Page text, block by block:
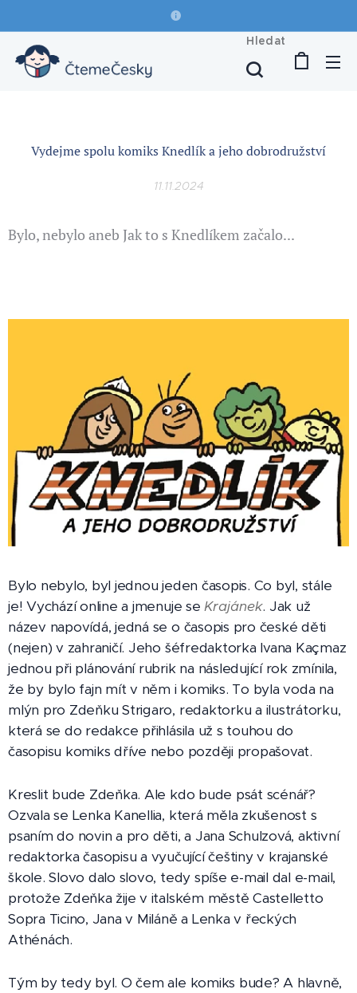
Hledat
Vydejme spolu komiks Knedlík a jeho dobrodružství
11.11.2024
Bylo, nebylo aneb Jak to s Knedlíkem začalo...
Bylo nebylo, byl jednou jeden časopis. Co byl, stále
je! Vychází online a jmenuje seKrajánek. Jak už
název napovídá, jedná se o časopis pro české děti
(nejen) v zahraničí. Jeho šéfredaktorka Ivana Kaçmaz
jednou při plánování rubrik na následující rok zmínila,
že by bylo fajn mít v něm i komiks. To byla voda na
mlýn pro Zdeňku Strigaro, redaktorku a ilustrátorku,
která se do redakce přihlásila už s touhou do
časopisu komiks dříve nebo později propašovat.
Kreslit bude Zdeňka. Ale kdo bude psát scénář?
Ozvala se Lenka Kanellia, která měla zkušenost s
psaním do novin a pro děti, a Jana Schulzová, aktivní
redaktorka časopisu a vyučující češtiny v krajanské
škole. Slovo dalo slovo, tedy spíše e-mail dal e-mail,
protože Zdeňka žije v italském městě Castelletto
Sopra Ticino, Jana v Miláně a Lenka v řeckých
Athénách.
Tým by tedy byl. O čem ale komiks bude? A hlavně,